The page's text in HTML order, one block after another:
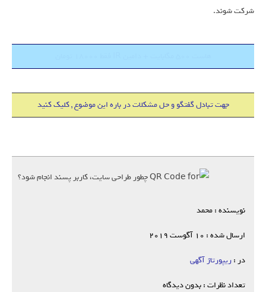
شرکت شوند.
جهت تبادل گفتگو و حل مشکلات در باره این موضوع , کلیک کنید
نویسنده : محمد
ارسال شده : 10 آگوست 2019
در :ریپورتاژ آگهی
تعداد نظرات : بدون دیدگاه